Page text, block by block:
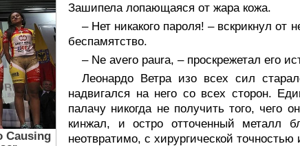
Зашипела лопающаяся от жара кожа.
– Нет никакого пароля! – вскрикнул от
беспамятство.
– Ne avero paura, – проскрежетал его
Леонардо Ветра изо всех сил
надвигался на него со всех сторон.
палачу никогда не получить того, чего
кинжал, и остро отточенный металл
неотвратимо, с хирургической точностью